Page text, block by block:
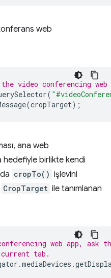
web
video conferencing web
(
(cropTarget);
ana web
hedefiyle birlikte kendi
cropTo() işlevini
CropTarget ile tanımlanan
web app, ask
tab.
.mediaDevices .